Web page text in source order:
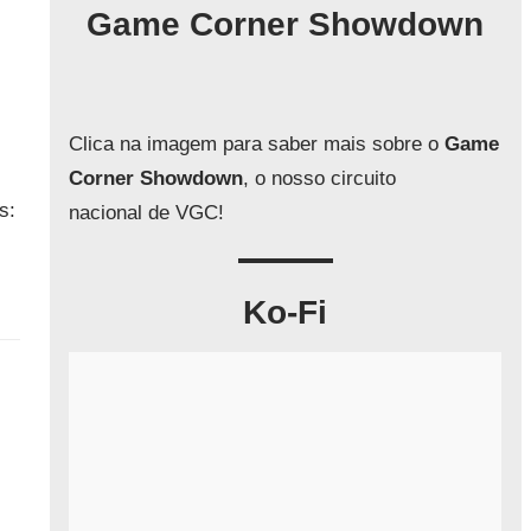
Game Corner Showdown
Clica na imagem para saber mais sobre oGame
Corner Showdown, o nosso circuito
nacional de VGC!
Ko-Fi